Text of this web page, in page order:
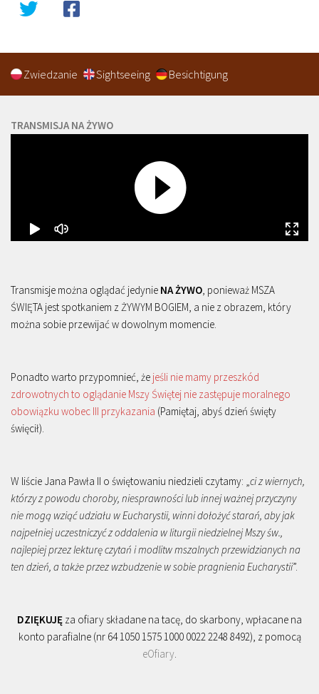
Zwiedzanie Sightseeing Besichtigung
TRANSMISJA NA ŻYWO
Transmisje można oglądać jedynie NA ŻYWO, ponieważ MSZA
ŚWIĘTA jest spotkaniem z ŻYWYM BOGIEM, a nie z obrazem, który
można sobie przewijać w dowolnym momencie.
Ponadto warto przypomnieć, że jeśli nie mamy przeszkód
zdrowotnych to oglądanie Mszy Świętej nie zastępuje moralnego
obowiązku wobec III przykazania (Pamiętaj, abyś dzień święty
święcił).
W liście Jana Pawła II o świętowaniu niedzieli czytamy: „ci z wiernych,
którzy z powodu choroby, niesprawności lub innej ważnej przyczyny
nie mogą wziąć udziału w Eucharystii, winni dołożyć starań, aby jak
najpełniej uczestniczyć z oddalenia w liturgii niedzielnej Mszy św.,
najlepiej przez lekturę czytań i modlitw mszalnych przewidzianych na
ten dzień, a także przez wzbudzenie w sobie pragnienia Eucharystii”.
DZIĘKUJĘ za ofiary składane na tacę, do skarbony, wpłacane na
konto parafialne (nr 64 1050 1575 1000 0022 2248 8492), z pomocą
eOfiary.